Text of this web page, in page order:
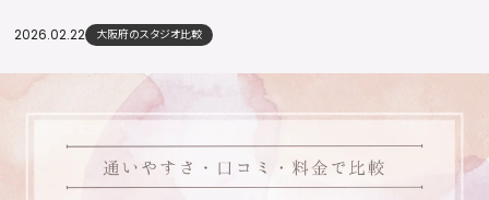
2026.02.22 大阪府のスタジオ比較